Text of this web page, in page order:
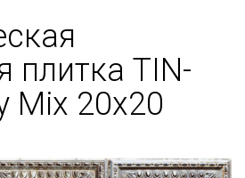
плитка TIN-
Mix 20x20